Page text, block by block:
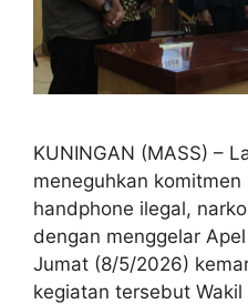
KUNINGAN (MASS) –
meneguhkan
handphone ilegal,
dengan menggelar
Jumat (8/5/2026)
kegiatan tersebut